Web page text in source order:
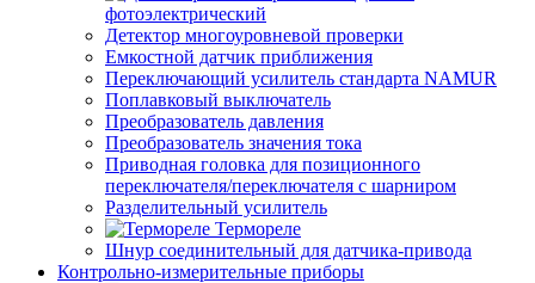
фотоэлектрический
Детектор многоуровневой проверки
Емкостной датчик приближения
Переключающий усилитель стандарта NAMUR
Поплавковый выключатель
Преобразователь давления
Преобразователь значения тока
Приводная головка для позиционного
переключателя/переключателя с шарниром
Разделительный усилитель
Термореле
Шнур соединительный для датчика-привода
Контрольно-измерительные приборы